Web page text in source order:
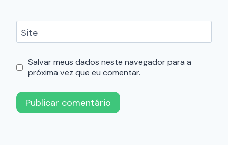
Site
Salvar meus dados neste navegador para a
próxima vez que eu comentar.